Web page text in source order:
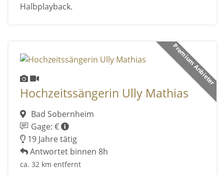
Halbplayback.
Premium Anbieter
Hochzeitssängerin Ully Mathias
Bad Sobernheim
Gage: €
19 Jahre tätig
Antwortet binnen 8h
ca. 32 km entfernt